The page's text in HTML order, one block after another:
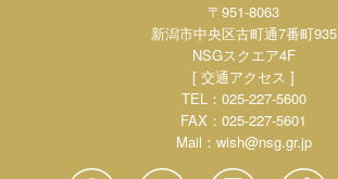
〒951-8063
新潟市中央区古町通7番町935
NSGスクエア4F
[ 交通アクセス ]
TEL：025-227-5600
FAX：025-227-5601
Mail： wish@nsg.gr.jp